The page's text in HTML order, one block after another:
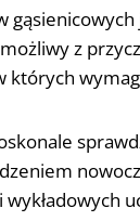
z
których